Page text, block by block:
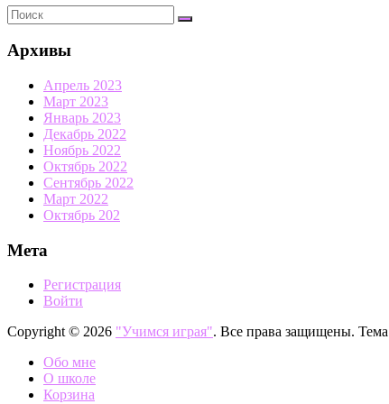
Архивы
Апрель 2023
Март 2023
Январь 2023
Декабрь 2022
Ноябрь 2022
Октябрь 2022
Сентябрь 2022
Март 2022
Октябрь 202
Мета
Регистрация
Войти
Copyright © 2026 "Учимся играя". Все права защищены. Тема
Обо мне
О школе
Корзина